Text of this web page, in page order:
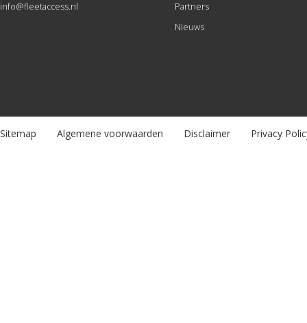
info@fleetaccess.nl
Partners
Nieuws
Sitemap Algemene voorwaarden Disclaimer Privacy